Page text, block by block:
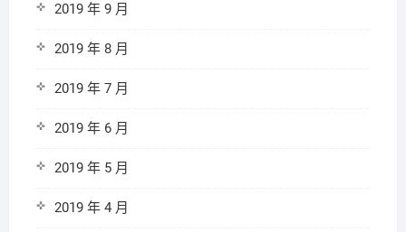
2019 年 9 月
2019 年 8 月
2019 年 7 月
2019 年 6 月
2019 年 5 月
2019 年 4 月